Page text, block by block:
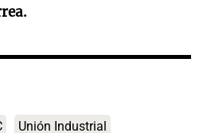
Unión Industrial